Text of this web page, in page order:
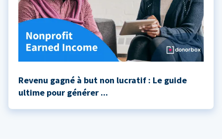
Revenu gagné à but non lucratif : Le guide
ultime pour générer ...